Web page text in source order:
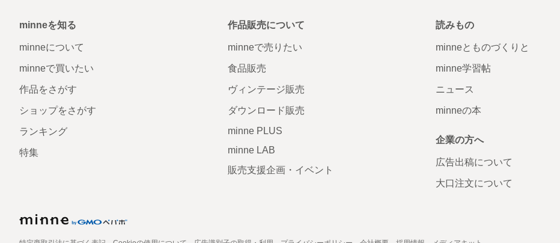
minneを知る
minneについて
minneで買いたい
作品をさがす
ショップをさがす
ランキング
特集
作品販売について
minneで売りたい
食品販売
ヴィンテージ販売
ダウンロード販売
minne PLUS
minne LAB
販売支援企画・イベント
読みもの
minneとものづくりと
minne学習帖
ニュース
minneの本
企業の方へ
広告出稿について
大口注文について